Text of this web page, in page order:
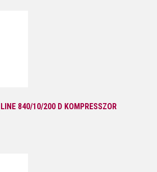
840/10/200 D KOMPRESSZOR